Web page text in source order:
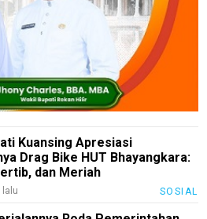
Kuansing Apresiasi
Drag Bike HUT Bhayangkara:
dan Meriah
lalu SOSIAL